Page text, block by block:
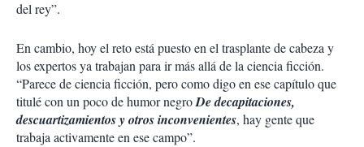
del rey”.
En cambio, hoy el reto está puesto en el trasplante de cabeza y
los expertos ya trabajan para ir más allá de la ciencia ficción.
“Parece de ciencia ficción, pero como digo en ese capítulo que
titulé con un poco de humor negroDe decapitaciones,
descuartizamientos y otros inconvenientes, hay gente que
trabaja activamente en ese campo”.